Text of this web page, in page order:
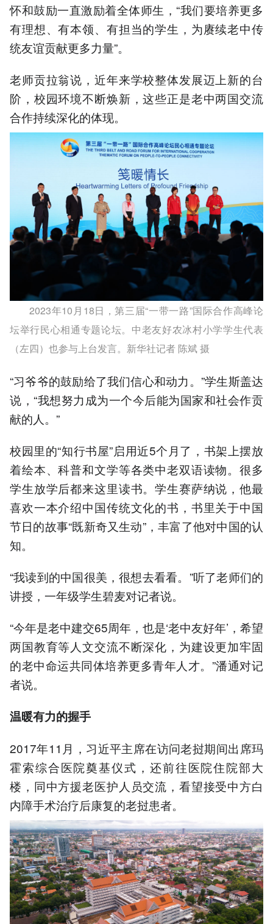
怀和鼓励一直激励着全体师生，“我们要培养更多
有理想、有本领、有担当的学生，为赓续老中传
统友谊贡献更多力量”。
老师贡拉翁说，近年来学校整体发展迈上新的台
阶，校园环境不断焕新，这些正是老中两国交流
合作持续深化的体现。
2023年10月18日，第三届“一带一路”国际合作高峰论
坛举行民心相通专题论坛。中老友好农冰村小学学生代表
（左四）也参与上台发言。新华社记者 陈斌 摄
“习爷爷的鼓励给了我们信心和动力。”学生斯盖达
说，“我想努力成为一个今后能为国家和社会作贡
献的人。”
校园里的“知行书屋”启用近5个月了，书架上摆放
着绘本、科普和文学等各类中老双语读物。很多
学生放学后都来这里读书。学生赛萨纳说，他最
喜欢一本介绍中国传统文化的书，书里关于中国
节日的故事“既新奇又生动”，丰富了他对中国的认
知。
“我读到的中国很美，很想去看看。”听了老师们的
讲授，一年级学生碧麦对记者说。
“今年是老中建交65周年，也是‘老中友好年’，希望
两国教育等人文交流不断深化，为建设更加牢固
的老中命运共同体培养更多青年人才。”潘通对记
者说。
温暖有力的握手
2017年11月，习近平主席在访问老挝期间出席玛
霍索综合医院奠基仪式，还前往医院住院部大
楼，同中方援老医护人员交流，看望接受中方白
内障手术治疗后康复的老挝患者。